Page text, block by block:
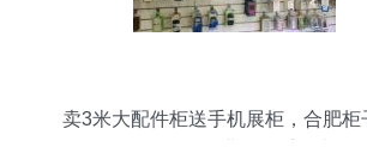
卖3米大配件柜送手机展柜，合肥柜